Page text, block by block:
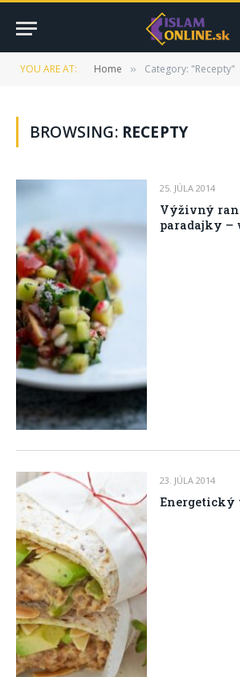
YOU ARE AT: Home » Category: "Recepty"
BROWSING: RECEPTY
25. JÚLA 2014
Výživný
paradajky –
23. JÚLA 2014
Energetický